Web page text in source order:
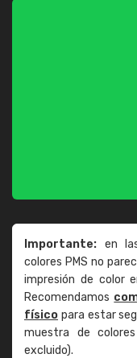
Importante: en
colores PMS no
impresión de color
Recomendamos
físico para estar
muestra de
excluido).